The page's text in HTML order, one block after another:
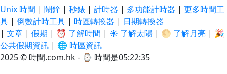
Unix 時間 | 鬧鐘 | 秒錶 | 計時器 | 多功能計時器 | 更多時間工
具 | 倒數計時工具 | 時區轉換器 | 日期轉換器
| 文章 | 假期 | ⏰ 了解時間 | ☀️ 了解太陽 | 🌕 了解月亮 | 🎉
公共假期資訊 | 🌐 時區資訊
2025 © 時間.com.hk - ⌚ 時間是05:22:35